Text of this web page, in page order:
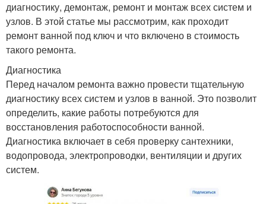
диагностику, демонтаж, ремонт и монтаж всех систем и
узлов. В этой статье мы рассмотрим, как проходит
ремонт ванной под ключ и что включено в стоимость
такого ремонта.
Диагностика
Перед началом ремонта важно провести тщательную
диагностику всех систем и узлов в ванной. Это позволит
определить, какие работы потребуются для
восстановления работоспособности ванной.
Диагностика включает в себя проверку сантехники,
водопровода, электропроводки, вентиляции и других
систем.